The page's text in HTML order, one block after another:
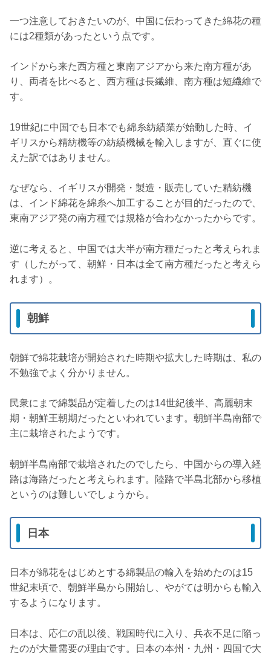
一つ注意しておきたいのが、中国に伝わってきた綿花の種
には2種類があったという点です。
インドから来た西方種と東南アジアから来た南方種があ
り、両者を比べると、西方種は長繊維、南方種は短繊維で
す。
19世紀に中国でも日本でも綿糸紡績業が始動した時、イ
ギリスから精紡機等の紡績機械を輸入しますが、直ぐに使
えた訳ではありません。
なぜなら、イギリスが開発・製造・販売していた精紡機
は、インド綿花を綿糸へ加工することが目的だったので、
東南アジア発の南方種では規格が合わなかったからです。
逆に考えると、中国では大半が南方種だったと考えられま
す（したがって、朝鮮・日本は全て南方種だったと考えら
れます）。
朝鮮
朝鮮で綿花栽培が開始された時期や拡大した時期は、私の
不勉強でよく分かりません。
民衆にまで綿製品が定着したのは14世紀後半、高麗朝末
期・朝鮮王朝期だったといわれています。朝鮮半島南部で
主に栽培されたようです。
朝鮮半島南部で栽培されたのでしたら、中国からの導入経
路は海路だったと考えられます。陸路で半島北部から移植
というのは難しいでしょうから。
日本
日本が綿花をはじめとする綿製品の輸入を始めたのは15
世紀末頃で、朝鮮半島から開始し、やがては明からも輸入
するようになります。
日本は、応仁の乱以後、戦国時代に入り、兵衣不足に陥っ
たのが大量需要の理由です。日本の本州・九州・四国で大